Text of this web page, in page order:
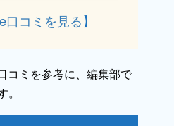
口コミを見る】
コミを参考に、編集部で